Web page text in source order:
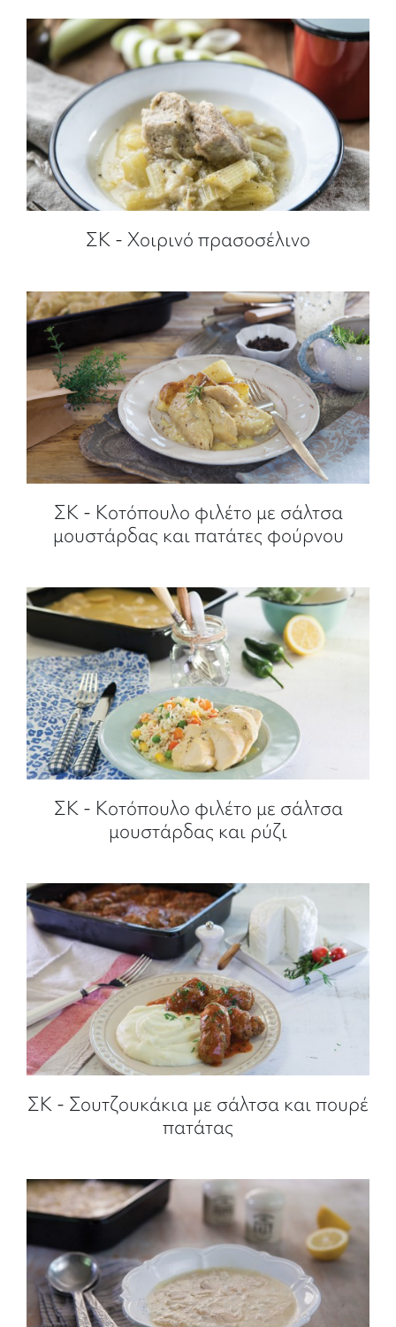
ΣΚ - Χοιρινό πρασοσέλινο
ΣΚ - Κοτόπουλο φιλέτο με σάλτσα
μουστάρδας και πατάτες φούρνου
ΣΚ - Κοτόπουλο φιλέτο με σάλτσα
μουστάρδας και ρύζι
ΣΚ - Σουτζουκάκια με σάλτσα και πουρέ
πατάτας